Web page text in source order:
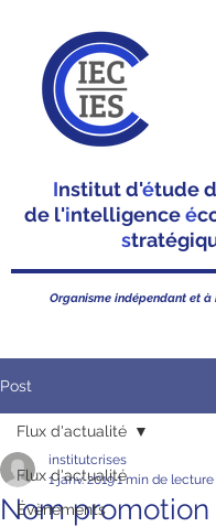
Institut d'étude
de l'intelligenceé
s
Organisme indépendant et
Post
Flux d'actualité
Évènements
Flux d'actualité
Nom
institutcrises
1 janv. 20191 min de lecture